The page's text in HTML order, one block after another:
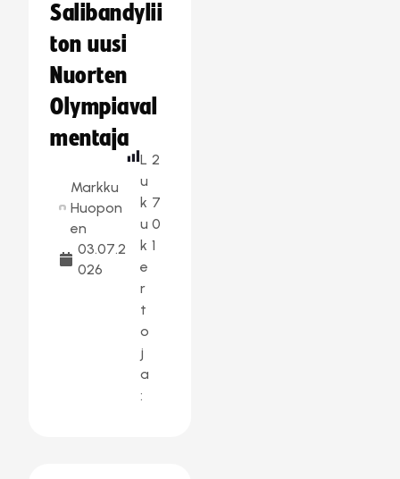
Salibandylii
ton uusi
Nuorten
Olympiaval
mentaja
Markku
Huopon
en
03.07.2
026
L
u
k
u
k
e
r
t
o
j
a
:
2
7
0
1